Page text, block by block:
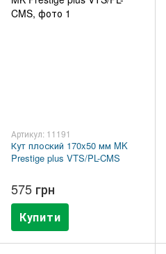
Артикул: 11191
Кут плоский 170x50 мм MK
Prestige plus VTS/PL-CMS
575 грн
Купити